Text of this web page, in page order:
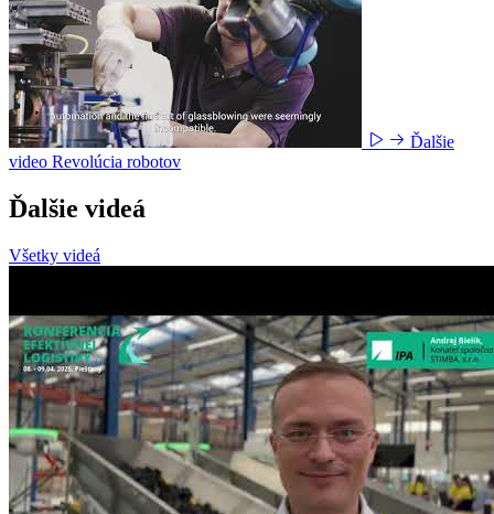
Ďalšie
video Revolúcia robotov
Ďalšie videá
Všetky videá